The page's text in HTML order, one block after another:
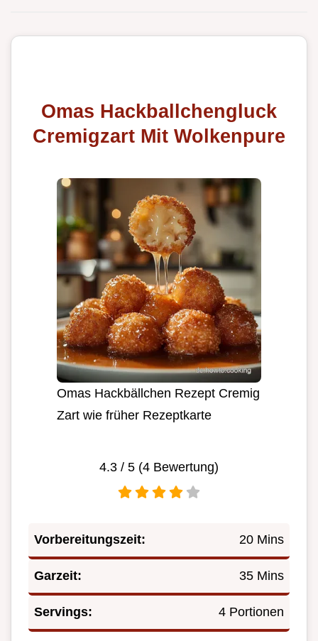
Omas Hackballchengluck
Cremigzart Mit Wolkenpure
Omas Hackbällchen Rezept Cremig
Zart wie früher Rezeptkarte
4.3 / 5 (4 Bewertung)
Vorbereitungszeit: 20 Mins
Garzeit: 35 Mins
Servings: 4 Portionen